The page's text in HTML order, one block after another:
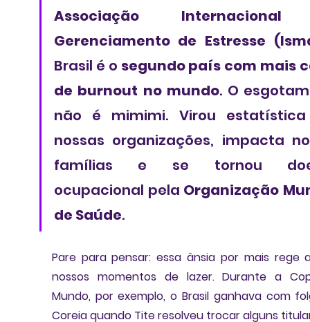
Associação
Gerenciamento de Estresse
Brasil é o segundo país com mais
de burnout no mundo. O
não é mimimi. Virou
nossas organizações, impacta
famílias e se tornou
ocupacional pela Organização
de Saúde.
Pare para pensar: essa ânsia por mais rege
nossos momentos de lazer. Durante a
Mundo, por exemplo, o Brasil ganhava com
Coreia quando Tite resolveu trocar alguns